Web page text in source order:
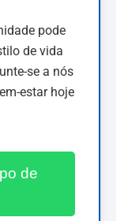
pode
de vida
se a nós
estar hoje
de